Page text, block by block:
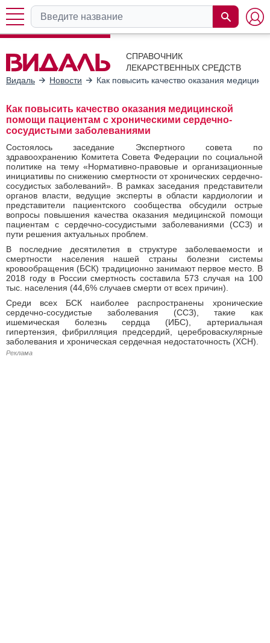
СПРАВОЧНИК
ЛЕКАРСТВЕННЫХ СРЕДСТВ
Видаль
Новости Как повысить качество оказания
Как повысить качество оказания медицинской
помощи пациентам с хроническими сердечно-
сосудистыми заболеваниями
Состоялось заседание Экспертного совета по
здравоохранению Комитета Совета Федерации по социальной
политике на тему «Нормативно-правовые и организационные
инициативы по снижению смертности от хронических сердечно-
сосудистых заболеваний». В рамках заседания представители
органов власти, ведущие эксперты в области кардиологии и
представители пациентского сообщества обсудили острые
вопросы повышения качества оказания медицинской помощи
пациентам с сердечно-сосудистыми заболеваниями (ССЗ) и
пути решения актуальных проблем.
В последние десятилетия в структуре заболеваемости и
смертности населения нашей страны болезни системы
кровообращения (БСК) традиционно занимают первое место. В
2018 году в России смертность составила 573 случая на 100
тыс. населения (44,6% случаев смерти от всех причин).
Среди всех БСК наиболее распространены хронические
сердечно-сосудистые заболевания (ССЗ), такие как
ишемическая болезнь сердца (ИБС), артериальная
гипертензия, фибрилляция предсердий, цереброваскулярные
заболевания и хроническая сердечная недостаточность (ХСН).
Реклама